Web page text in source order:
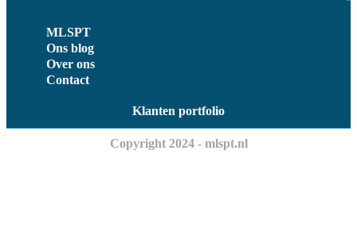
MLSPT
Ons blog
Over ons
Contact
Klanten portfolio
Copyright 2024 - mlspt.nl